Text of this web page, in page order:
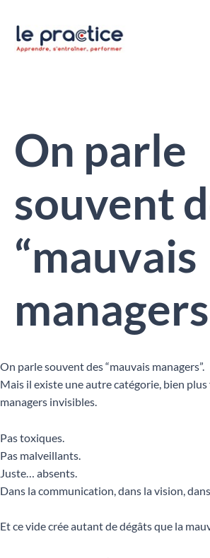
contenu
On parle
souvent
“mauvais
On parle souvent des “mauvais managers”.
Mais il existe une autre catégorie, bien
managers invisibles.
Pas toxiques.
Pas malveillants.
Juste… absents.
Dans la communication, dans la vision,
Et ce vide crée autant de dégâts que la